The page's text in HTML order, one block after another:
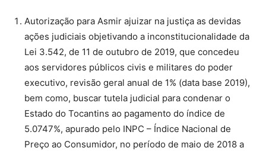
Autorização para Asmir ajuizar na justiça as devidas
ações judiciais objetivando a inconstitucionalidade da
Lei 3.542, de 11 de outubro de 2019, que concedeu
aos servidores públicos civis e militares do poder
executivo, revisão geral anual de 1% (data base 2019),
bem como, buscar tutela judicial para condenar o
Estado do Tocantins ao pagamento do índice de
5.0747%, apurado pelo INPC – Índice Nacional de
Preço ao Consumidor, no período de maio de 2018 a